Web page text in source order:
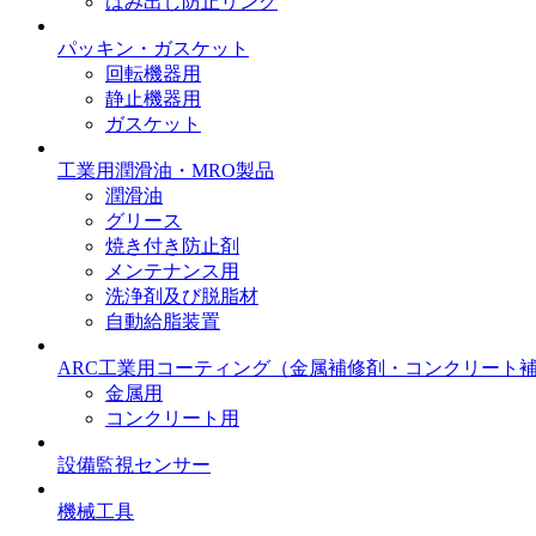
パッキン・ガスケット
回転機器用
静止機器用
ガスケット
工業用潤滑油・MRO製品
潤滑油
グリース
焼き付き防止剤
メンテナンス用
洗浄剤及び脱脂材
自動給脂装置
ARC工業用コーティング （金属補修剤・コンクリート
金属用
コンクリート用
設備監視センサー
機械工具